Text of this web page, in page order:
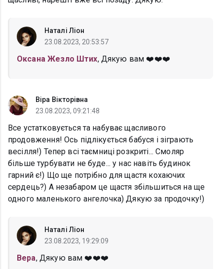
Наталі Ліон
23.08.2023, 20:53:57
Оксана Жезло Штих, Дякую вам ❤️❤️❤️
Віра Вікторівна
23.08.2023, 09:21:48
Все устатковується та набуває щасливого
продовження! Ось підлікується бабуся і зіграють
весілля!) Тепер всі таємниці розкриті... Смоляр
більше турбувати не буде... у нас навіть будинок
гарний є!) Що ще потрібно для щастя кохаючих
сердець?) А незабаром це щастя збільшиться на ще
одного маленького ангелочка) Дякую за продочку!)
Наталі Ліон
23.08.2023, 19:29:09
Вера, Дякую вам ❤️❤️❤️